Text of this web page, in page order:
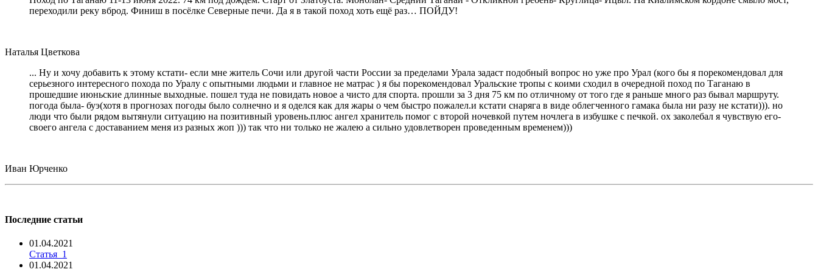
переходили реку вброд. Финиш в посёлке Северные печи. Да я в такой поход хоть ещё раз… ПОЙДУ!
Наталья Цветкова
... Ну и хочу добавить к этому кстати- если мне житель Сочи или другой части России за пределами Урала задаст подобный вопрос но уже про Урал (кого бы я порекомендовал для
серьезного интересного похода по Уралу с опытными людьми и главное не матрас ) я бы порекомендовал Уральские тропы с коими сходил в очередной поход по Таганаю в
прошедшие июньские длинные выходные. пошел туда не повидать новое а чисто для спорта. прошли за 3 дня 75 км по отличному от того где я раньше много раз бывал маршруту.
погода была- буэ(хотя в прогнозах погоды было солнечно и я оделся как для жары о чем быстро пожалел.и кстати снаряга в виде облегченного гамака была ни разу не кстати))). но
люди что были рядом вытянули ситуацию на позитивный уровень.плюс ангел хранитель помог с второй ночевкой путем ночлега в избушке с печкой. ох заколебал я чувствую его-
своего ангела с доставанием меня из разных жоп ))) так что ни только не жалею а сильно удовлетворен проведенным временем)))
Иван Юрченко
Последние статьи
01.04.2021
Статья_1
01.04.2021